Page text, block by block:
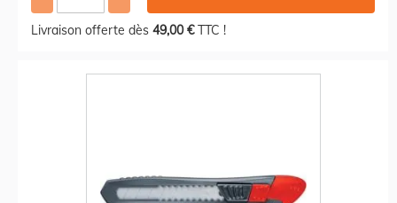
Livraison offerte dès 49,00 €TTC !